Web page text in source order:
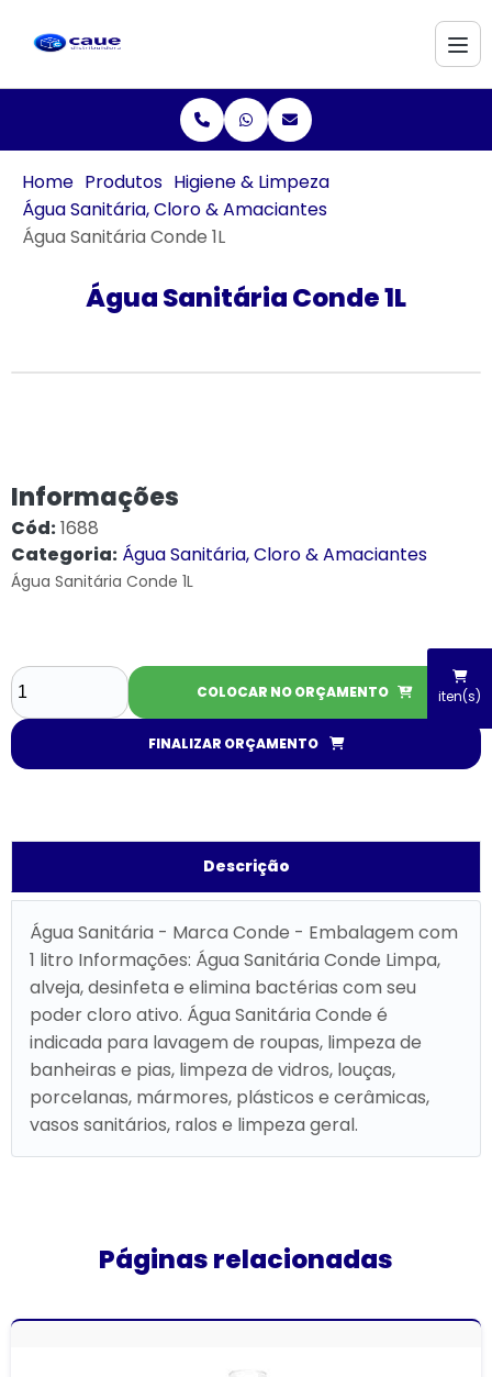
iten(s)
Home Produtos Higiene & Limpeza
Água Sanitária, Cloro & Amaciantes
Água Sanitária Conde 1L
Água Sanitária Conde 1L
Informações
Cód:1688
Categoria: Água Sanitária, Cloro & Amaciantes
Água Sanitária Conde 1L
COLOCAR NO ORÇAMENTO
FINALIZAR ORÇAMENTO
Descrição
Água Sanitária - Marca Conde - Embalagem com
1 litro Informações: Água Sanitária Conde Limpa,
alveja, desinfeta e elimina bactérias com seu
poder cloro ativo. Água Sanitária Conde é
indicada para lavagem de roupas, limpeza de
banheiras e pias, limpeza de vidros, louças,
porcelanas, mármores, plásticos e cerâmicas,
vasos sanitários, ralos e limpeza geral.
Páginas relacionadas